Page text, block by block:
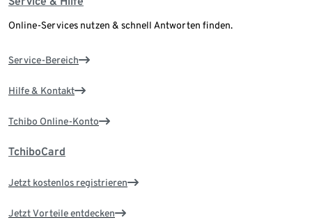
Online-Services nutzen & schnell Antworten finden.
Service-Bereich
Hilfe & Kontakt
Tchibo Online-Konto
TchiboCard
Jetzt kostenlos registrieren
Jetzt Vorteile entdecken